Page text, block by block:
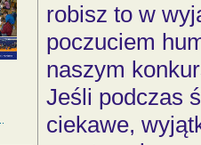
robisz to w
poczuciem
naszym
Jeśli podczas
ciekawe,